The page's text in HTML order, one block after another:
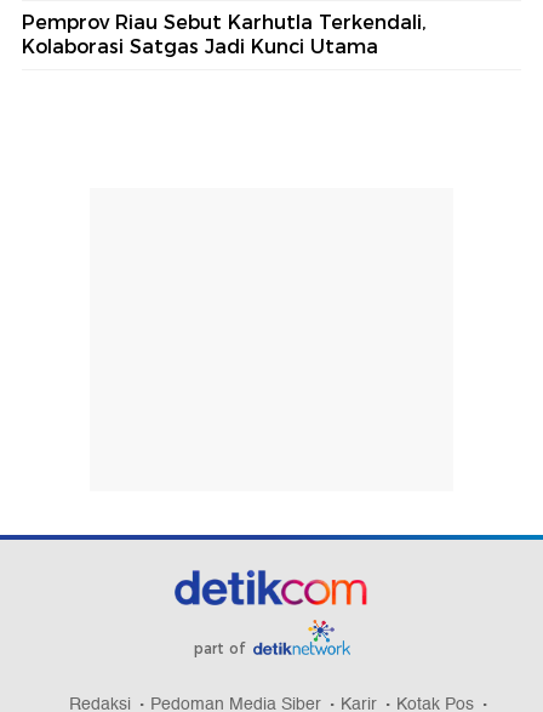
Pemprov Riau Sebut Karhutla Terkendali,
Kolaborasi Satgas Jadi Kunci Utama
part of
Redaksi Pedoman Media Siber Karir
Kotak Pos